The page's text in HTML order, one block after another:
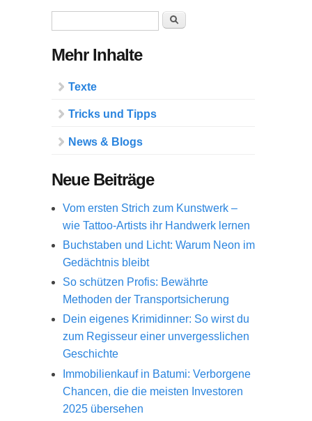
Suche
Mehr Inhalte
Texte
Tricks und Tipps
News & Blogs
Neue Beiträge
Vom ersten Strich zum Kunstwerk –
wie Tattoo-Artists ihr Handwerk lernen
Buchstaben und Licht: Warum Neon im
Gedächtnis bleibt
So schützen Profis: Bewährte
Methoden der Transportsicherung
Dein eigenes Krimidinner: So wirst du
zum Regisseur einer unvergesslichen
Geschichte
Immobilienkauf in Batumi: Verborgene
Chancen, die die meisten Investoren
2025 übersehen